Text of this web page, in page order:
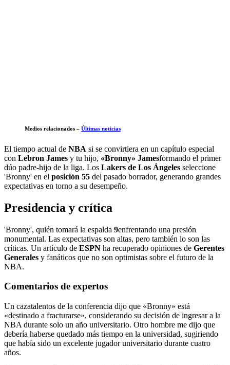
Medios relacionados – Últimas noticias
El tiempo actual de NBA si se convirtiera en un capítulo especial
con Lebron James y tu hijo, «Bronny» Jamesformando el primer
dúo padre-hijo de la liga. Los Lakers de Los Ángeles seleccione
'Bronny' en el posición 55 del pasado borrador, generando grandes
expectativas en torno a su desempeño.
Presidencia y crítica
'Bronny', quién tomará la espalda 9enfrentando una presión
monumental. Las expectativas son altas, pero también lo son las
críticas. Un artículo de ESPN ha recuperado opiniones de Gerentes
Generales y fanáticos que no son optimistas sobre el futuro de la
NBA.
Comentarios de expertos
Un cazatalentos de la conferencia dijo que «Bronny» está
«destinado a fracturarse», considerando su decisión de ingresar a la
NBA durante solo un año universitario. Otro hombre me dijo que
debería haberse quedado más tiempo en la universidad, sugiriendo
que había sido un excelente jugador universitario durante cuatro
años.